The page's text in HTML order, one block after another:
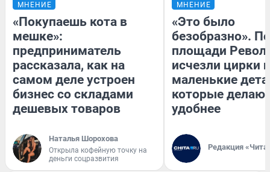
МНЕНИЕ
«Покупаешь кота в
мешке»:
предприниматель
рассказала, как на
самом деле устроен
бизнес со складами
дешевых товаров
Наталья Шорохова
Открыла кофейную точку на
деньги соцразвития
МНЕНИЕ
«Это было
безобразно».
площади
исчезли цирки
маленькие
которые
удобнее
Редакция